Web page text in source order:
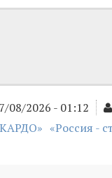
08/2026 - 01:12
«Россия -